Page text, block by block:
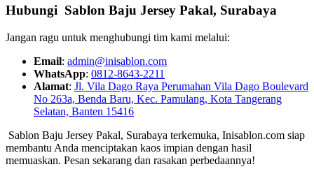
Hubungi Sablon Baju Jersey Pakal, Surabaya
Jangan ragu untuk menghubungi tim kami melalui:
Email: admin@inisablon.com
WhatsApp: 0812-8643-2211
Alamat: Jl. Vila Dago Raya Perumahan Vila Dago Boulevard
No 263a, Benda Baru, Kec. Pamulang, Kota Tangerang
Selatan, Banten 15416
Sablon Baju Jersey Pakal, Surabaya terkemuka, Inisablon.com siap
membantu Anda menciptakan kaos impian dengan hasil
memuaskan. Pesan sekarang dan rasakan perbedaannya!